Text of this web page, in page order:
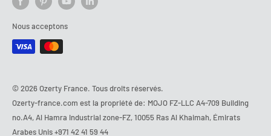
Nous acceptons
© 2026 Ozerty France. Tous droits réservés.
Ozerty-france.com est la propriété de: MOJO FZ-LLC A4-709 Building
no.A4, Al Hamra Industrial zone-FZ, 10055 Ras Al Khaimah, Émirats
Arabes Unis+971 42 41 59 44